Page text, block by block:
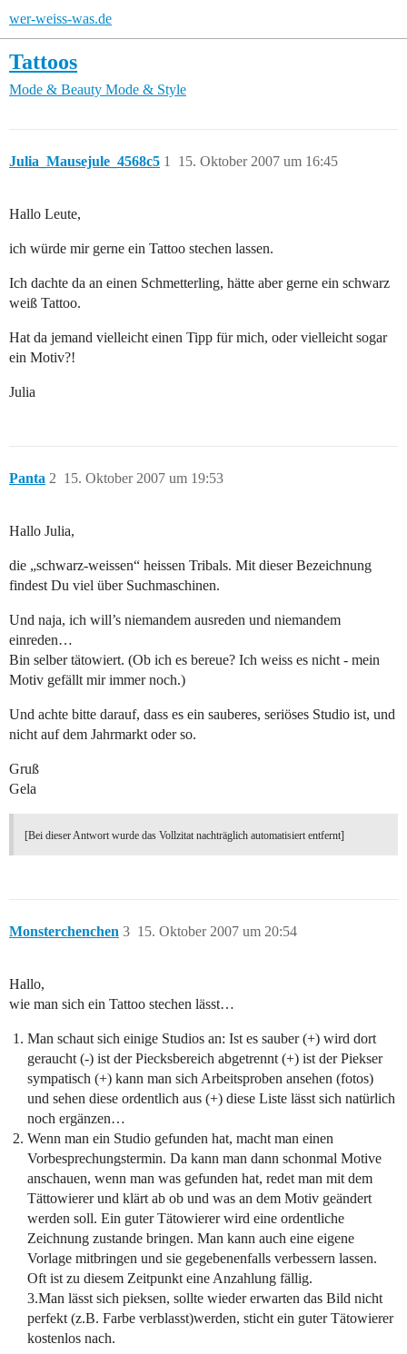
wer-weiss-was.de
Tattoos
Mode & Beauty Mode & Style
Julia_Mausejule_4568c5 15. Oktober 2007 um 16:45
1
Hallo Leute,
ich würde mir gerne ein Tattoo stechen lassen.
Ich dachte da an einen Schmetterling, hätte aber gerne ein schwarz
weiß Tattoo.
Hat da jemand vielleicht einen Tipp für mich, oder vielleicht sogar
ein Motiv?!
Julia
Panta 15. Oktober 2007 um 19:53
2
Hallo Julia,
die „schwarz-weissen“ heissen Tribals. Mit dieser Bezeichnung
findest Du viel über Suchmaschinen.
Und naja, ich will’s niemandem ausreden und niemandem
einreden…
Bin selber tätowiert. (Ob ich es bereue? Ich weiss es nicht - mein
Motiv gefällt mir immer noch.)
Und achte bitte darauf, dass es ein sauberes, seriöses Studio ist, und
nicht auf dem Jahrmarkt oder so.
Gruß
Gela
[Bei dieser Antwort wurde das Vollzitat nachträglich automatisiert entfernt]
Monsterchenchen 15. Oktober 2007 um 20:54
3
Hallo,
wie man sich ein Tattoo stechen lässt…
Man schaut sich einige Studios an: Ist es sauber (+) wird dort
geraucht (-) ist der Piecksbereich abgetrennt (+) ist der Piekser
sympatisch (+) kann man sich Arbeitsproben ansehen (fotos)
und sehen diese ordentlich aus (+) diese Liste lässt sich natürlich
noch ergänzen…
Wenn man ein Studio gefunden hat, macht man einen
Vorbesprechungstermin. Da kann man dann schonmal Motive
anschauen, wenn man was gefunden hat, redet man mit dem
Tättowierer und klärt ab ob und was an dem Motiv geändert
werden soll. Ein guter Tätowierer wird eine ordentliche
Zeichnung zustande bringen. Man kann auch eine eigene
Vorlage mitbringen und sie gegebenenfalls verbessern lassen.
Oft ist zu diesem Zeitpunkt eine Anzahlung fällig.
3.Man lässt sich pieksen, sollte wieder erwarten das Bild nicht
perfekt (z.B. Farbe verblasst)werden, sticht ein guter Tätowierer
kostenlos nach.